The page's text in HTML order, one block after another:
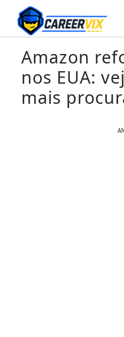
Pular
para
o
conteúdoAmazon
nos EUA:
mais